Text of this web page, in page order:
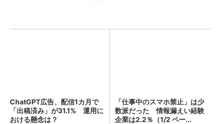
ChatGPT広告、配信1カ月で
「出稿済み」が31.1% 運用に
おける懸念は？
「仕事中のスマホ禁止」は少
数派だった 情報漏えい経験
企業は2.2％（1/2 ペー...